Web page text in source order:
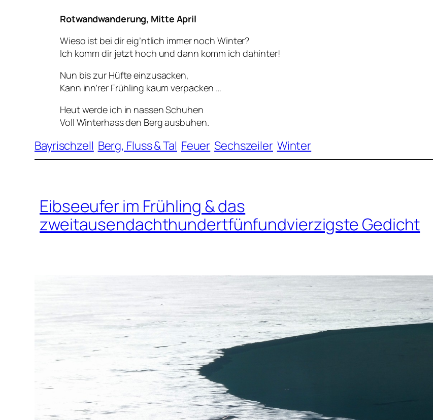
Rotwandwanderung, Mitte April
Wieso ist bei dir eig’ntlich immer noch Winter?
Ich komm dir jetzt hoch und dann komm ich dahinter!
Nun bis zur Hüfte einzusacken,
Kann inn’rer Frühling kaum verpacken …
Heut werde ich in nassen Schuhen
Voll Winterhass den Berg ausbuhen.
Bayrischzell Berg, Fluss & Tal Feuer Sechszeiler Winter
Eibseeufer im Frühling & das
zweitausendachthundertfünfundvierzigste Gedicht